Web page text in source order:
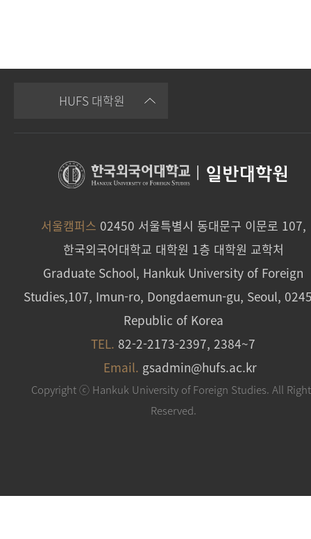
HUFS 대학원
일반대학원
서울캠퍼스 02450 서울특별시 동대문구 이문로 107,
한국외국어대학교 대학원 1층 대학원 교학처
Graduate School, Hankuk University of Foreign
Studies,107, Imun-ro, Dongdaemun-gu, Seoul,
Republic of Korea
TEL. 82-2-2173-2397, 2384~7
Email. gsadmin@hufs.ac.kr
Copyright ⓒ Hankuk University of Foreign Studies. All
Reserved.